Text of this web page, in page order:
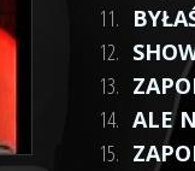
11.
12.
13.
14. ALE
15.